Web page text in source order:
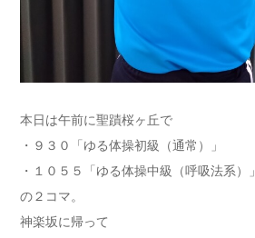
本日は午前に聖蹟桜ヶ丘で
・９３０「ゆる体操初級（通常）」
・１０５５「ゆる体操中級（呼吸法系）」
の２コマ。
神楽坂に帰って